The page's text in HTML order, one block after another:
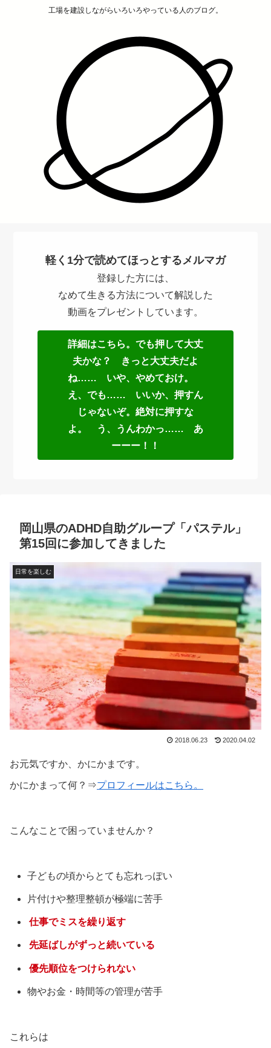
工場を建設しながらいろいろやっている人のブログ。
軽く1分で読めてほっとするメルマガ
登録した方には、
なめて生きる方法について解説した
動画をプレゼントしています。
詳細はこちら。でも押して大丈
夫かな？ きっと大丈夫だよ
ね…… いや、やめておけ。
え、でも…… いいか、押すん
じゃないぞ。絶対に押すな
よ。 う、うんわかっ…… あ
ーーー！！
岡山県のADHD自助グループ「パステル」
第15回に参加してきました
日常を楽しむ
2018.06.23 2020.04.02
お元気ですか、かにかまです。
かにかまって何？⇒プロフィールはこちら。
こんなことで困っていませんか？
子どもの頃からとても忘れっぽい
片付けや整理整頓が極端に苦手
仕事でミスを繰り返す
先延ばしがずっと続いている
優先順位をつけられない
物やお金・時間等の管理が苦手
これらは